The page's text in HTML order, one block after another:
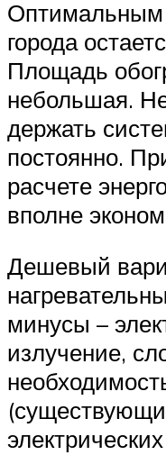
Оптимальным
города
Площадь
небольшая.
держать
постоянно.
расчете
вполне
Дешевый
минусы –
излучение,